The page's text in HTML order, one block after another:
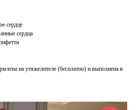
сердце
сердца
на утяжелителе (бесплатно) и выполнена в